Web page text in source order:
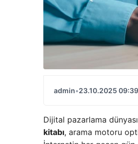
admin•23.10.2025 09:39
Dijital pazarlama
kitabı, arama motoru